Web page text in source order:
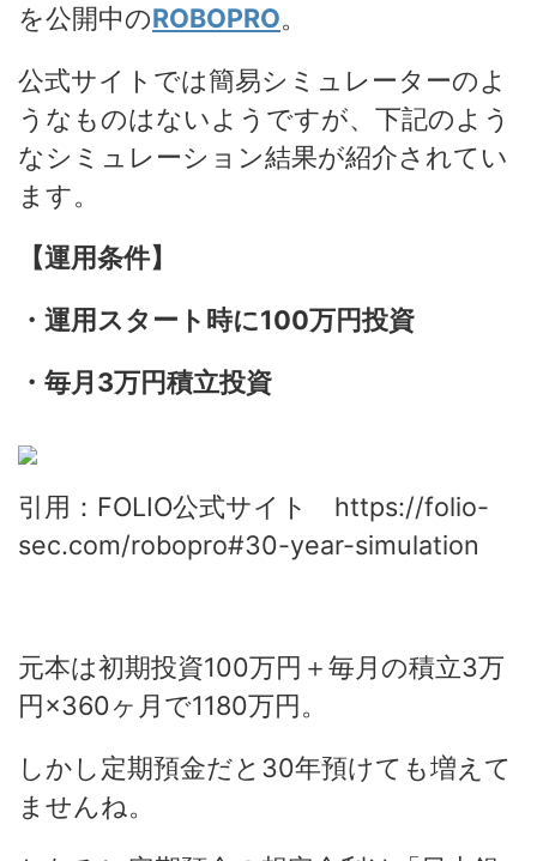
を公開中のROBOPRO。
公式サイトでは簡易シミュレーターのよ
うなものはないようですが、下記のよう
なシミュレーション結果が紹介されてい
ます。
【運用条件】
・運用スタート時に100万円投資
・毎月3万円積立投資
引用：FOLIO公式サイト https://folio-
sec.com/robopro#30-year-simulation
元本は初期投資100万円＋毎月の積立3万
円×360ヶ月で1180万円。
しかし定期預金だと30年預けても増えて
ませんね。